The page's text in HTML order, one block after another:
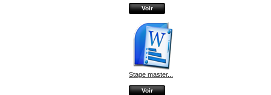
Voir
Stage master...
Voir